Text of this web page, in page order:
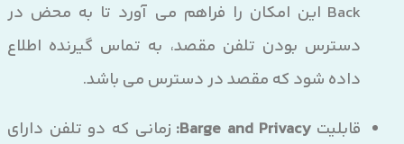
Back این امکان را فراهم می آورد تا به محض در
دسترس بودن تلفن مقصد، به تماس گیرنده اطلاع
داده شود که مقصد در دسترس می باشد.
قابلیتBarge and Privacy: زمانی که دو تلفن دارای